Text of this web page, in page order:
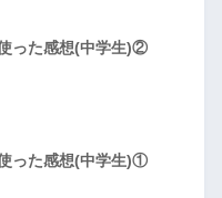
った感想(中学生)②
った感想(中学生)①